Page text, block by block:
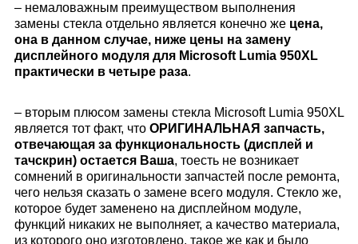
– немаловажным преимуществом выполнения
замены стекла отдельно является конечно же цена,
она в данном случае, ниже цены на замену
дисплейного модуля для Microsoft Lumia 950XL
практически в четыре раза.
– вторым плюсом замены стекла Microsoft Lumia 950XL
является тот факт, что ОРИГИНАЛЬНАЯ запчасть,
отвечающая за функциональность (дисплей и
тачскрин) остается Ваша, тоесть не возникает
сомнений в оригинальности запчастей после ремонта,
чего нельзя сказать о замене всего модуля. Стекло же,
которое будет заменено на дисплейном модуле,
функций никаких не выполняет, а качество материала,
из которого оно изготовлено, такое же как и было